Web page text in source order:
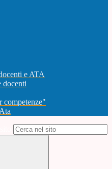
e ATA
docenti
competenze"